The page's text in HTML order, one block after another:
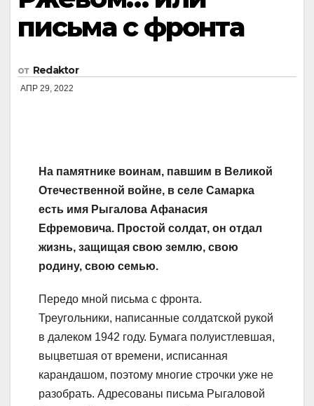
письма с фронта
от Redaktor
АПР 29, 2022
На памятнике воинам, павшим в Великой
Отечественной войне, в селе Самарка
есть имя Рыгалова Афанасия
Ефремовича. Простой солдат, он отдал
жизнь, защищая свою землю, свою
родину, свою семью.
Передо мной письма с фронта.
Треугольники, написанные солдатской рукой
в далеком 1942 году. Бумага полуистлевшая,
выцветшая от времени, исписанная
карандашом, поэтому многие строчки уже не
разобрать. Адресованы письма Рыгаловой